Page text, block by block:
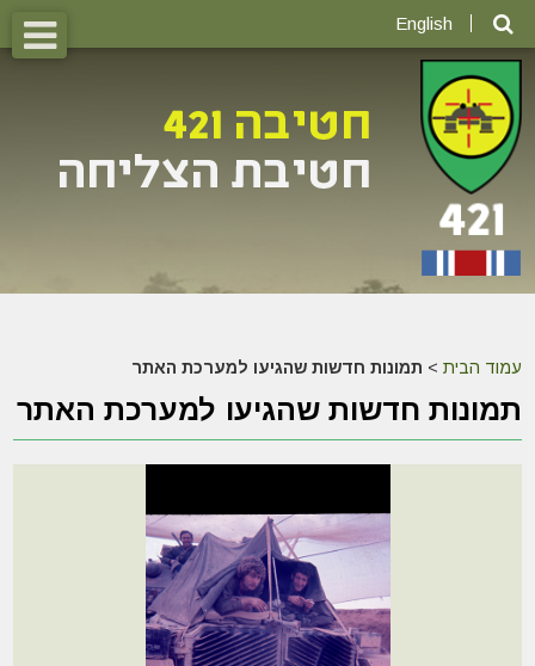
English
עמוד הבית > תמונות חדשות שהגיעו למערכת האתר
תמונות חדשות שהגיעו למערכת האתר